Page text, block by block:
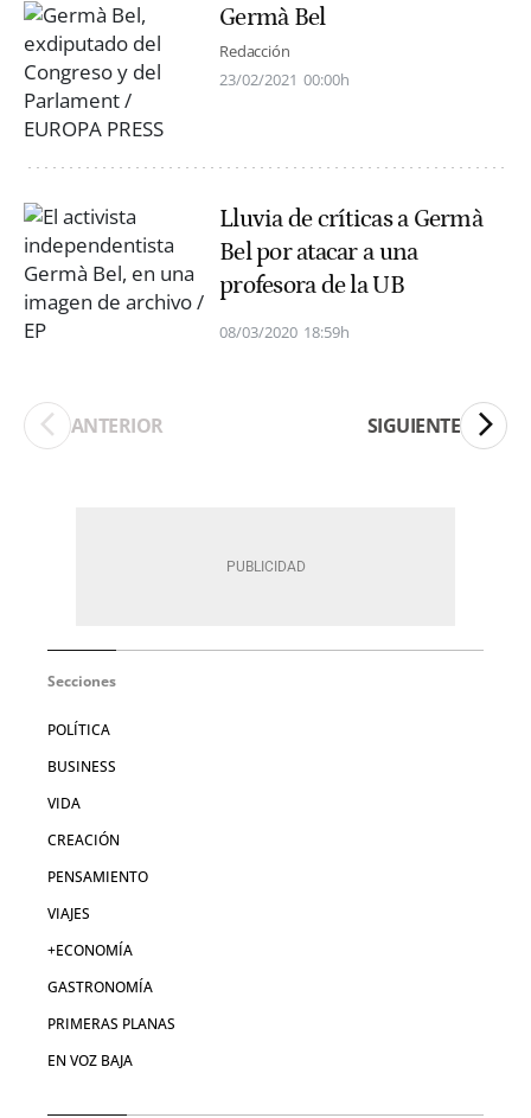
Germà Bel
Redacción
23/02/2021 00:00h
Lluvia de críticas a Germà
Bel por atacar a una
profesora de la UB
08/03/2020 18:59h
ANTERIOR SIGUIENTE
Secciones
POLÍTICA
BUSINESS
VIDA
CREACIÓN
PENSAMIENTO
VIAJES
+ECONOMÍA
GASTRONOMÍA
PRIMERAS PLANAS
EN VOZ BAJA